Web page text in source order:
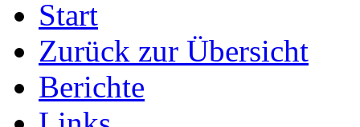
Start
Zurück zur Übersicht
Berichte